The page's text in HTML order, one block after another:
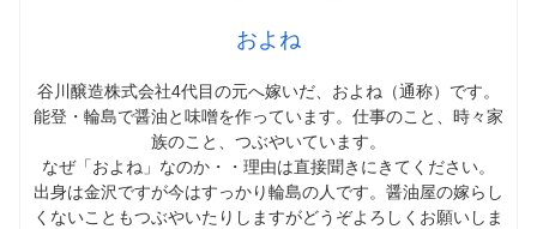
およね
谷川醸造株式会社4代目の元へ嫁いだ、およね（通称）です。
能登・輪島で醤油と味噌を作っています。仕事のこと、時々家
族のこと、つぶやいています。
なぜ「およね」なのか・・理由は直接聞きにきてください。
出身は金沢ですが今はすっかり輪島の人です。醤油屋の嫁らし
くないこともつぶやいたりしますがどうぞよろしくお願いしま